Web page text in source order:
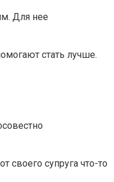
Для нее
стать лучше.
своего супруга что-то